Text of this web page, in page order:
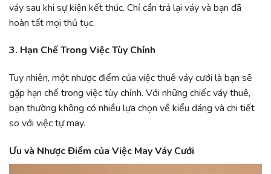
váy sau khi sự kiện kết thúc. Chỉ cần trả lại váy và bạn đã
hoàn tất mọi thủ tục.
3. Hạn Chế Trong Việc Tùy Chỉnh
Tuy nhiên, một nhược điểm của việc thuê váy cưới là bạn sẽ
gặp hạn chế trong việc tùy chỉnh. Với những chiếc váy thuê,
bạn thường không có nhiều lựa chọn về kiểu dáng và chi tiết
so với việc tự may.
Ưu và Nhược Điểm của Việc May Váy Cưới